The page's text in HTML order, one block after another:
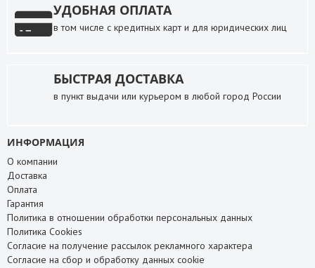
УДОБНАЯ ОПЛАТА
в том числе с кредитных карт и для юридических лиц
БЫСТРАЯ ДОСТАВКА
в пункт выдачи или курьером в любой город России
ИНФОРМАЦИЯ
О компании
Доставка
Оплата
Гарантия
Политика в отношении обработки персональных данных
Политика Cookies
Согласие на получение рассылок рекламного характера
Согласие на сбор и обработку данных cookie